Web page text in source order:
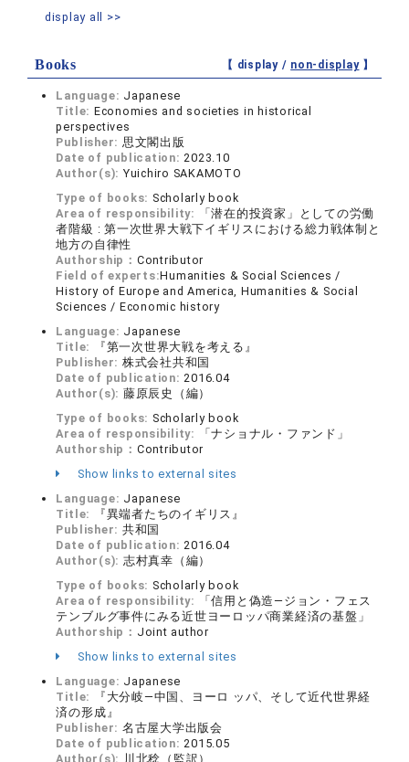
display all >>
Books 【 display / non-display】
Language: Japanese
Title: Economies and societies in historical
perspectives
Publisher: 思文閣出版
Date of publication:2023.10
Author(s): Yuichiro SAKAMOTO
Type of books: Scholarly book
Area of responsibility:
「潜在的投資家」としての労働
者階級 : 第一次世界大戦下イギリスにおける総力戦体制と
地方の自律性
Authorship： Contributor
Field of experts:Humanities & Social Sciences /
History of Europe and America, Humanities & Social
Sciences / Economic history
Language: Japanese
Title:
『第一次世界大戦を考える』
Publisher: 株式会社共和国
Date of publication:2016.04
Author(s): 藤原辰史（編）
Type of books: Scholarly book
Area of responsibility:
「ナショナル・ファンド」
Authorship： Contributor
Show links to external sites
Language: Japanese
Title:
『異端者たちのイギリス』
Publisher: 共和国
Date of publication:2016.04
Author(s): 志村真幸（編）
Type of books: Scholarly book
Area of responsibility:
「信用と偽造―ジョン・フェス
テンブルグ事件にみる近世ヨーロッパ商業経済の基盤」
Authorship： Joint author
Show links to external sites
Language: Japanese
Title:
『大分岐―中国、ヨーロ ッパ、そして近代世界経
済の形成』
Publisher: 名古屋大学出版会
Date of publication:2015.05
Author(s): 川北稔（監訳）